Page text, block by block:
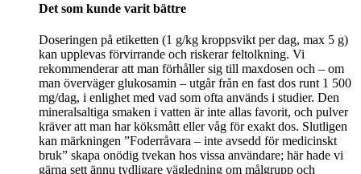
Det som kunde varit bättre
Doseringen på etiketten (1 g/kg kroppsvikt per dag, max 5 g)
kan upplevas förvirrande och riskerar feltolkning. Vi
rekommenderar att man förhåller sig till maxdosen och – om
man överväger glukosamin – utgår från en fast dos runt 1 500
mg/dag, i enlighet med vad som ofta används i studier. Den
mineralsaltiga smaken i vatten är inte allas favorit, och pulver
kräver att man har köksmått eller våg för exakt dos. Slutligen
kan märkningen ”Foderråvara – inte avsedd för medicinskt
bruk” skapa onödig tvekan hos vissa användare; här hade vi
gärna sett ännu tydligare vägledning om målgrupp och